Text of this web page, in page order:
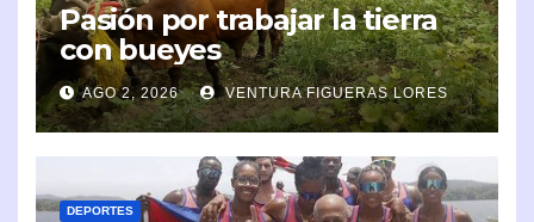
Pasión por trabajar la tierra
con bueyes
AGO 2, 2026 VENTURA FIGUERAS LORES
DEPORTES